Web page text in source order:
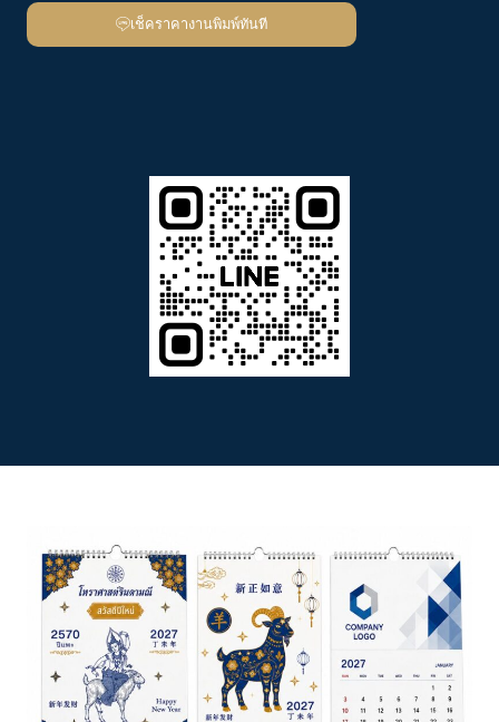
เช็คราคางานพิมพ์ทันที